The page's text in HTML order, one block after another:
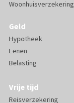
Woonhuisverzekering
Geld
Hypotheek
Lenen
Belasting
Vrije tijd
Reisverzekering